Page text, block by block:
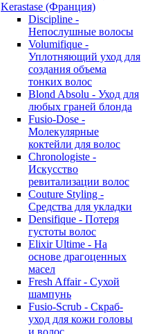
Kerastase (Франция)
Discipline -
Непослушные волосы
Volumifique -
Уплотняющий уход для
создания объема
тонких волос
Blond Absolu - Уход для
любых граней блонда
Fusio-Dose -
Молекулярные
коктейли для волос
Chronologiste -
Искусство
ревитализации волос
Couture Styling -
Средства для укладки
Densifique - Потеря
густоты волос
Elixir Ultime - На
основе драгоценных
масел
Fresh Affair - Сухой
шампунь
Fusio-Scrub - Скраб-
уход для кожи головы
и волос